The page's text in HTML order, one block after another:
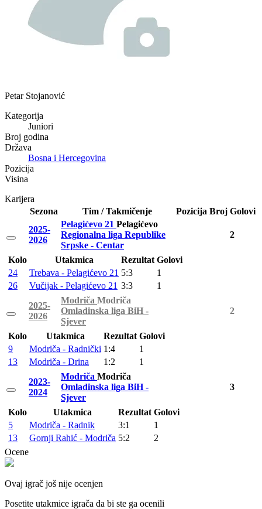
Petar Stojanović
Kategorija
Juniori
Broj godina
Država
Bosna i Hercegovina
Pozicija
Visina
Karijera
Sezona
Tim / Takmičenje Pozicija Broj Golovi
2025-
2026
Pelagićevo 21 Pelagićevo
Regionalna liga Republike
Srpske - Centar
2
Kolo Utakmica Rezultat Golovi
24
Trebava - Pelagićevo 21 5:3
1
26
Vučijak - Pelagićevo 21 3:3
1
2025-
2026
Modriča Modriča
Omladinska liga BiH -
Sjever
2
Kolo Utakmica Rezultat Golovi
9
Modriča - Radnički 1:4
1
13
Modriča - Drina 1:2
1
2023-
2024
Modriča Modriča
Omladinska liga BiH -
Sjever
3
Kolo Utakmica Rezultat Golovi
5
Modriča - Radnik 3:1
1
13
Gornji Rahić - Modriča 5:2
2
Ocene
Ovaj igrač još nije ocenjen
Posetite utakmice igrača da bi ste ga ocenili